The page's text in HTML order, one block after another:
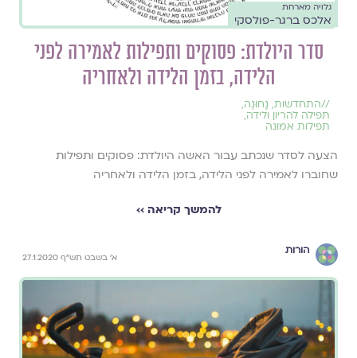
גלויה מארחת
אלכס ברגר-פולסקי
סדר היולדת: פסוקים ותפילות לאמירה לפני
הלידה, בזמן הלידה ולאחריה
//התחדשות, נָחוּגָה,
תפילה להריון ולידה,
תפילות אמונה
הצעה לסדר שנכתב עבור האשה היולדת: פסוקים ותפילות
שחוברו לאמירה לפני הלידה, בזמן הלידה ולאחריה
להמשך קריאה ››
הורות
א' בשבט תש"ף 27.1.2020